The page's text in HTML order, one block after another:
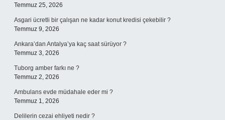
Temmuz 25, 2026
Asgari ücretli bir çalışan ne kadar konut kredisi çekebilir ?
Temmuz 9, 2026
Ankara’dan Antalya’ya kaç saat sürüyor ?
Temmuz 3, 2026
Tuborg amber farkı ne ?
Temmuz 2, 2026
Ambulans evde müdahale eder mi ?
Temmuz 1, 2026
Delilerin cezai ehliyeti nedir ?